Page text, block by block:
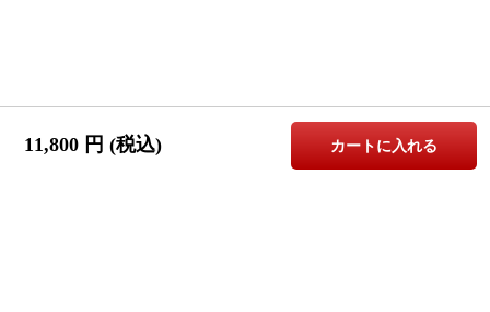
11,800 円 (税込) カートに入れる